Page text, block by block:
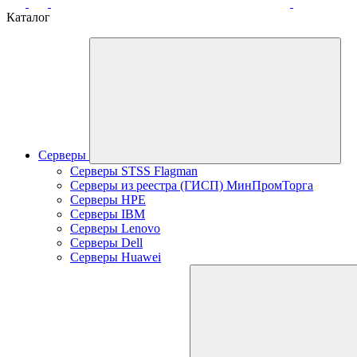
Каталог
Серверы
Серверы STSS Flagman
Серверы из реестра (ГИСП) МинПромТорга
Серверы HPE
Серверы IBM
Серверы Lenovo
Серверы Dell
Серверы Huawei